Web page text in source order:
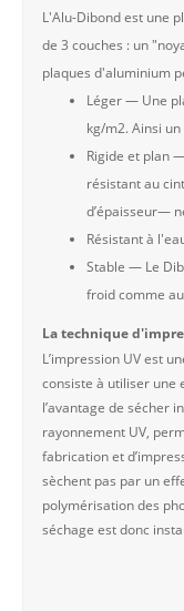
L'Alu-Dibond est une
de 3 couches : un
plaques d'aluminium
Léger — Une
kg/m2. Ainsi
Rigide et plan
résistant au
d’épaisseur—
Résistant à
Stable — Le
froid comme
La technique
L’impression UV est
consiste à utiliser une
l’avantage de sécher
rayonnement UV,
fabrication et
sèchent pas par un
polymérisation des
séchage est donc